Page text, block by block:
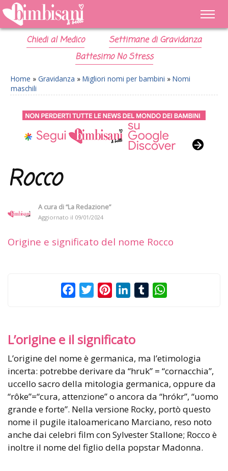
Chiedi al Medico
Settimane di Gravidanza
Battesimo No Stress
Home » Gravidanza » Migliori nomi per bambini » Nomi
maschili
Rocco
A cura di“La Redazione”
Aggiornato il 09/01/2024
Origine e significato del nome Rocco
FacebookTwitterPinterestLinkedInTumblr
L’origine e il significato
L’origine del nome è germanica, ma l’etimologia
incerta: potrebbe derivare da “hruk” = “cornacchia”,
uccello sacro della mitologia germanica, oppure da
“rôke”=“cura, attenzione” o ancora da “hrókr”, “uomo
grande e forte”. Nella versione Rocky, portò questo
nome il pugile italoamericano Marciano, reso noto
anche dai celebri film con Sylvester Stallone; Rocco è
inoltre il nome del figlio della popstar Madonna.